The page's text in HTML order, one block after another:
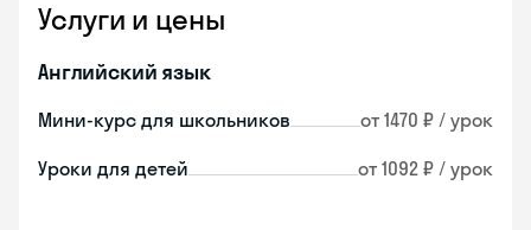
Услуги и цены
Английский язык
Мини-курс для школьников от 1470 ₽ / урок
Уроки для детей от 1092 ₽ / урок